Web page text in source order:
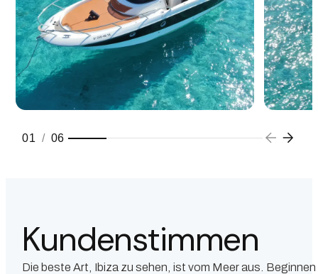
01 / 06
Kundenstimmen
Die beste Art, Ibiza zu sehen, ist vom Meer aus. Beginnen